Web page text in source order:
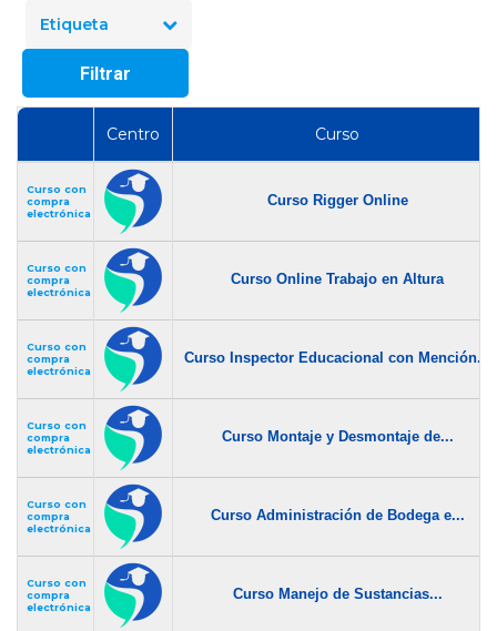
Etiqueta
Filtrar
Centro Curso
Curso con
compra
electrónica
Curso Rigger Online
Curso con
compra
electrónica
Curso Online Trabajo en Altura
Curso con
compra
electrónica
Curso Inspector Educacional con Mención...
Curso con
compra
electrónica
Curso Montaje y Desmontaje de...
Curso con
compra
electrónica
Curso Administración de Bodega e...
Curso con
compra
electrónica
Curso Manejo de Sustancias...